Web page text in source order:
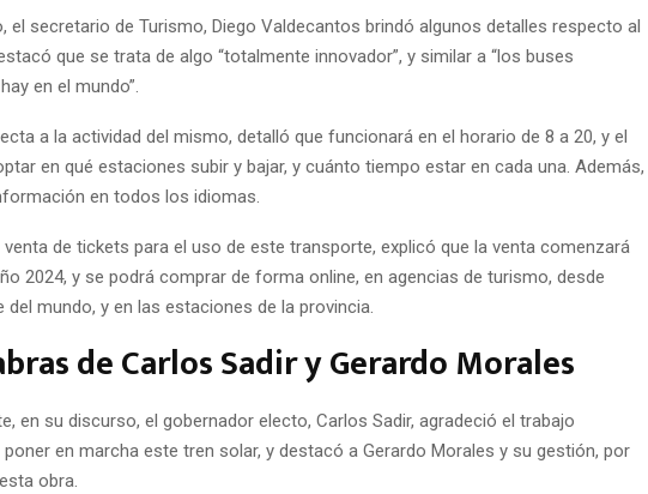
el secretario de Turismo, Diego Valdecantos brindó algunos detalles respecto al
que se trata de algo “totalmente innovador”, y similar a “los buses
en el mundo”.
a la actividad del mismo, detalló que funcionará en el horario de 8 a 20, y el
en qué estaciones subir y bajar, y cuánto tiempo estar en cada una. Además,
en todos los idiomas.
venta de tickets para el uso de este transporte, explicó que la venta comenzará
2024, y se podrá comprar de forma online, en agencias de turismo, desde
del mundo, y en las estaciones de la provincia.
de Carlos Sadir y Gerardo Morales
en su discurso, el gobernador electo, Carlos Sadir, agradeció el trabajo
en marcha este tren solar, y destacó a Gerardo Morales y su gestión, por
obra.